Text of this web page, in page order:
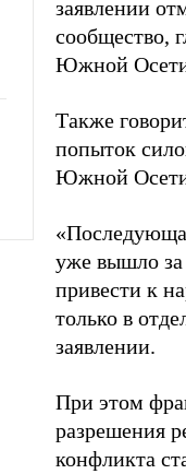
заявлении
сообщество,
Южной
Также
попыток
Южной
уже вышло за
привести к
только в
заявлении.
При этом
разрешения
конфликта